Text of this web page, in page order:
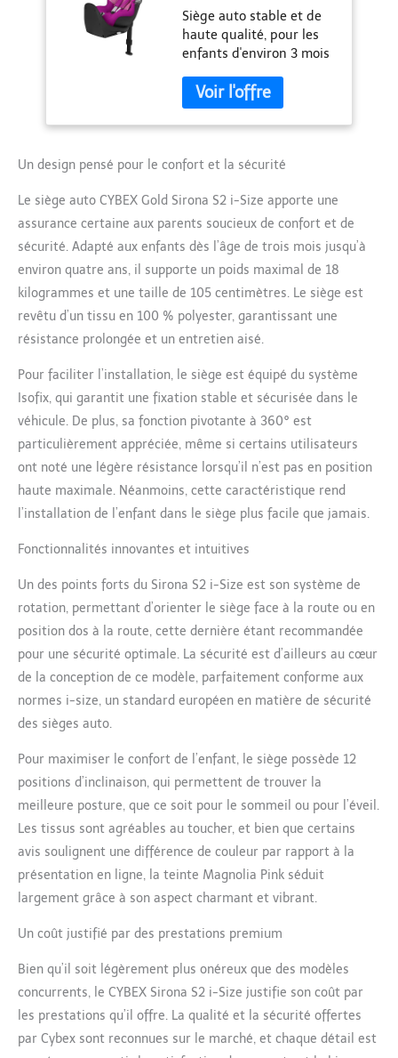
à 4 ans environ,
Max. 18 kg,
Compatible avec
SensorSafe,
Magnolia Pink
Siège auto stable et de
haute qualité, pour les
enfants d'environ 3 mois
105 cm (A partir de 45
cm avec réducteur pour
nouveau-né) Sécurité
linéaire contre les
intégrée (Système L.S.P),
Coque à absorption
d’énergie, Technologie de
réduction d’énergie pour
une protection optimisée
du cou de l’enfant,
Norme de sécurité UN
R129/03 Installation et
système de rotation 360°
intelligent, Appuie-tête
12 positions, réglage du
siège/de l'inclinaison
avec une main, support
pratique pour la ceinture
de sécurité. Installation
facile en un clic avec
jusqu'à 15 mois/76 cm,
avec option face à la
disponibles : Kit
SensorSafe 4-en-1,
Insert réducteur pour
nouveau-né, Housse
d'été, Porte-gobelet.
Contenu: 1 Siège Auto
44 x 68 cm, poids : 13,9
kg, couleur : Magnolia
Pink
Un design pensé pour le confort et la sécurité
Le siège auto CYBEX Gold Sirona S2 i-Size apporte une
assurance certaine aux parents soucieux de confort et de
sécurité. Adapté aux enfants dès l’âge de trois mois jusqu’à
environ quatre ans, il supporte un poids maximal de 18
kilogrammes et une taille de 105 centimètres. Le siège est
revêtu d’un tissu en 100 % polyester, garantissant une
résistance prolongée et un entretien aisé.
Pour faciliter l’installation, le siège est équipé du système
Isofix, qui garantit une fixation stable et sécurisée dans le
véhicule. De plus, sa fonction pivotante à 360° est
particulièrement appréciée, même si certains utilisateurs
ont noté une légère résistance lorsqu’il n’est pas en position
haute maximale. Néanmoins, cette caractéristique rend
l’installation de l’enfant dans le siège plus facile que jamais.
Fonctionnalités innovantes et intuitives
Un des points forts du Sirona S2 i-Size est son système de
rotation, permettant d’orienter le siège face à la route ou en
position dos à la route, cette dernière étant recommandée
pour une sécurité optimale. La sécurité est d’ailleurs au cœur
de la conception de ce modèle, parfaitement conforme aux
normes i-size, un standard européen en matière de sécurité
des sièges auto.
Pour maximiser le confort de l’enfant, le siège possède 12
positions d’inclinaison, qui permettent de trouver la
meilleure posture, que ce soit pour le sommeil ou pour l’éveil.
Les tissus sont agréables au toucher, et bien que certains
avis soulignent une différence de couleur par rapport à la
présentation en ligne, la teinte Magnolia Pink séduit
largement grâce à son aspect charmant et vibrant.
Un coût justifié par des prestations premium
Bien qu’il soit légèrement plus onéreux que des modèles
concurrents, le CYBEX Sirona S2 i-Size justifie son coût par
les prestations qu’il offre. La qualité et la sécurité offertes
par Cybex sont reconnues sur le marché, et chaque détail est